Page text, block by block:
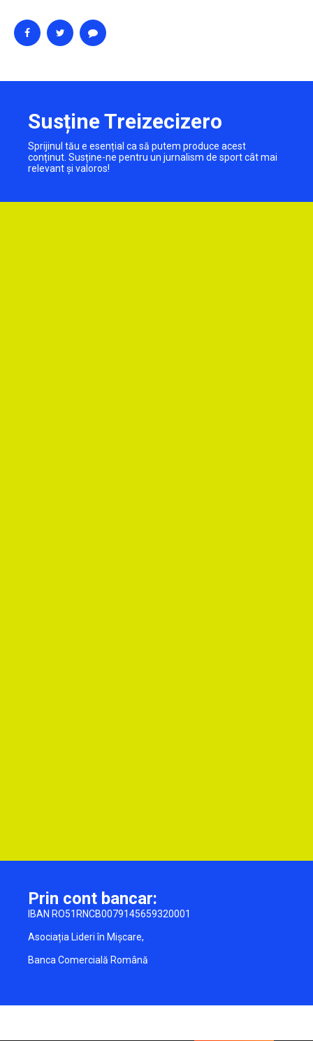
Susține Treizecizero
Sprijinul tău e esențial ca să putem produce acest
conținut. Susține-ne pentru un jurnalism de sport cât mai
relevant și valoros!
Prin cont bancar:
IBAN RO51RNCB0079145659320001
Asociația Lideri în Mișcare,
Banca Comercială Română